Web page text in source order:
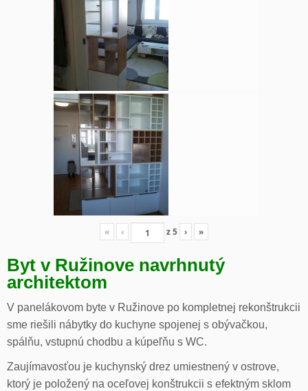
« ‹ z5 › »
Byt v Ružinove navrhnutý
architektom
V panelákovom byte v Ružinove po kompletnej rekonštrukcii
sme riešili nábytky do kuchyne spojenej s obývačkou,
spálňu, vstupnú chodbu a kúpeľňu s WC.
Zaujímavosťou je kuchynský drez umiestnený v ostrove,
ktorý je položený na oceľovej konštrukcii s efektným sklom